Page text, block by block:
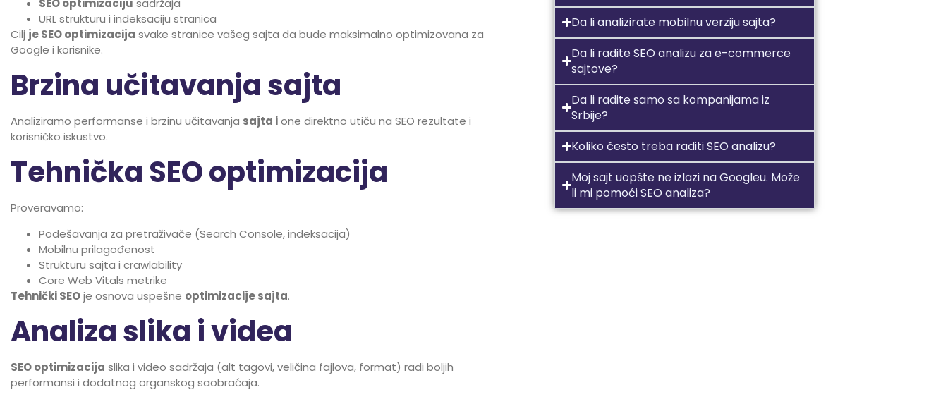
SEO optimizaciju sadržaja
URL strukturu i indeksaciju stranica
Cilj je SEO optimizacija svake stranice vašeg sajta da bude maksimalno optimizovana za
Google i korisnike.
Brzina učitavanja sajta
Analiziramo performanse i brzinu učitavanja sajta ione direktno utiču na SEO rezultate i
korisničko iskustvo.
Tehnička SEO optimizacija
Proveravamo:
Podešavanja za pretraživače (Search Console, indeksacija)
Mobilnu prilagođenost
Strukturu sajta i crawlability
Core Web Vitals metrike
Tehnički SEOje osnova uspešne optimizacije sajta.
Analiza slika i videa
SEO optimizacija slika i video sadržaja (alt tagovi, veličina fajlova, format) radi boljih
performansi i dodatnog organskog saobraćaja.
Da li analizirate mobilnu verziju sajta?
Da li radite SEO analizu za e-commerce
sajtove?
Da li radite samo sa kompanijama iz
Srbije?
Koliko često treba raditi SEO analizu?
Moj sajt uopšte ne izlazi na Googleu. Može
li mi pomoći SEO analiza?